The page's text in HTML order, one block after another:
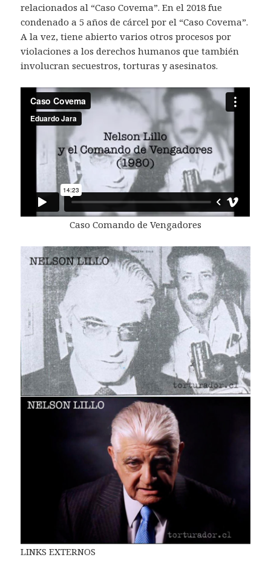
relacionados al “Caso Covema”. En el 2018 fue
condenado a 5 años de cárcel por el “Caso Covema”.
A la vez, tiene abierto varios otros procesos por
violaciones a los derechos humanos que también
involucran secuestros, torturas y asesinatos.
Caso Comando de Vengadores
LINKS EXTERNOS